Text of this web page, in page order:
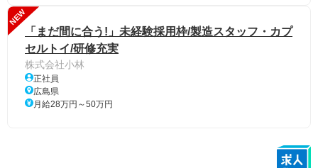
NEW
「まだ間に合う!」未経験採用枠/製造スタッフ・カプ
セルトイ/研修充実
株式会社小林
正社員
広島県
月給28万円～50万円